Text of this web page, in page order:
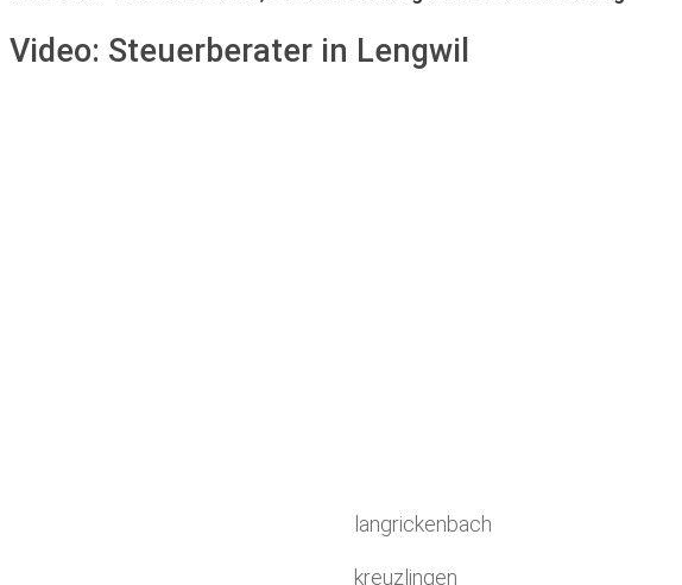
Video: Steuerberater in Lengwil
langrickenbach
kreuzlingen